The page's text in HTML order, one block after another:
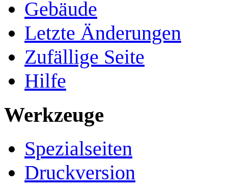
Gebäude
Letzte Änderungen
Zufällige Seite
Hilfe
Werkzeuge
Spezialseiten
Druckversion